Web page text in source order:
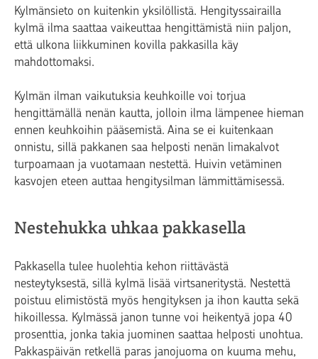
Kylmänsieto on kuitenkin yksilöllistä. Hengityssairailla
kylmä ilma saattaa vaikeuttaa hengittämistä niin paljon,
että ulkona liikkuminen kovilla pakkasilla käy
mahdottomaksi.
Kylmän ilman vaikutuksia keuhkoille voi torjua
hengittämällä nenän kautta, jolloin ilma lämpenee hieman
ennen keuhkoihin pääsemistä. Aina se ei kuitenkaan
onnistu, sillä pakkanen saa helposti nenän limakalvot
turpoamaan ja vuotamaan nestettä. Huivin vetäminen
kasvojen eteen auttaa hengitysilman lämmittämisessä.
Nestehukka uhkaa pakkasella
Pakkasella tulee huolehtia kehon riittävästä
nesteytyksestä, sillä kylmä lisää virtsaneritystä. Nestettä
poistuu elimistöstä myös hengityksen ja ihon kautta sekä
hikoillessa. Kylmässä janon tunne voi heikentyä jopa 40
prosenttia, jonka takia juominen saattaa helposti unohtua.
Pakkaspäivän retkellä paras janojuoma on kuuma mehu,